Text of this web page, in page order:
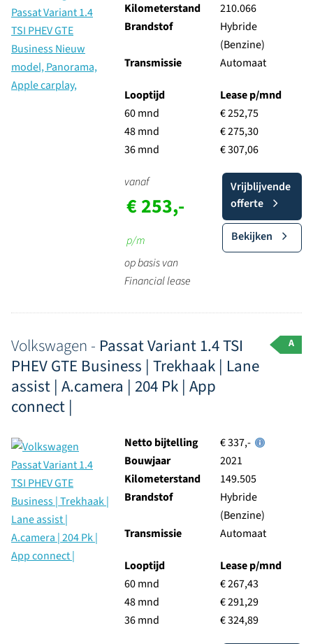
Kilometerstand
210.066
Brandstof
Hybride
(Benzine)
Transmissie
Automaat
Looptijd
60 mnd
48 mnd
36 mnd
Lease p/mnd
€ 252,75
€ 275,30
€ 307,06
vanaf
€ 253,-
p/m
op basis van
Financial lease
Vrijblijvende
offerte
Bekijken
Volkswagen - Passat Variant 1.4 TSI
PHEV GTE Business | Trekhaak | Lane
assist | A.camera | 204 Pk | App
connect |
A
Netto bijtelling
€ 337,-
Bouwjaar
2021
Kilometerstand
149.505
Brandstof
Hybride
(Benzine)
Transmissie
Automaat
Looptijd
60 mnd
48 mnd
36 mnd
Lease p/mnd
€ 267,43
€ 291,29
€ 324,89